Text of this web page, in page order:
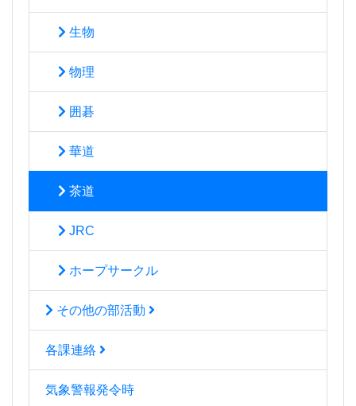
生物
物理
囲碁
華道
茶道
JRC
ホープサークル
その他の部活動
各課連絡
気象警報発令時